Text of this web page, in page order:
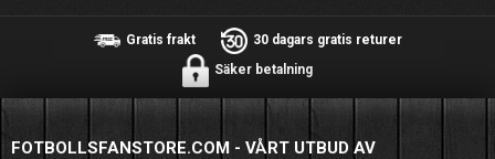
Gratis frakt
30 dagars gratis returer
Säker betalning
FOTBOLLSFANSTORE.COM - VÅRT UTBUD AV